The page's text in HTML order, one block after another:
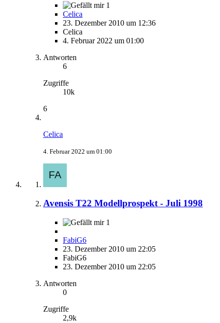
1
Celica
23. Dezember 2010 um 12:36
Celica
4. Februar 2022 um 01:00
Antworten
6
Zugriffe
10k
6
Celica
4. Februar 2022 um 01:00
Avensis T22 Modellprospekt - Juli 1998
1
FabiG6
23. Dezember 2010 um 22:05
FabiG6
23. Dezember 2010 um 22:05
Antworten
0
Zugriffe
2,9k